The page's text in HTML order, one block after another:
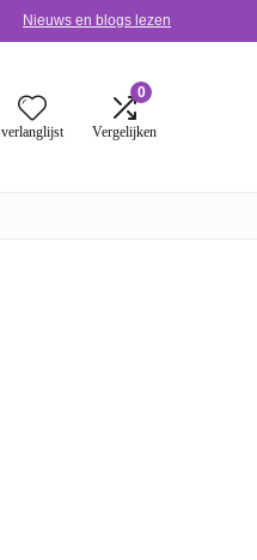
Nieuws en blogs lezen
verlanglijst
0
Vergelijken